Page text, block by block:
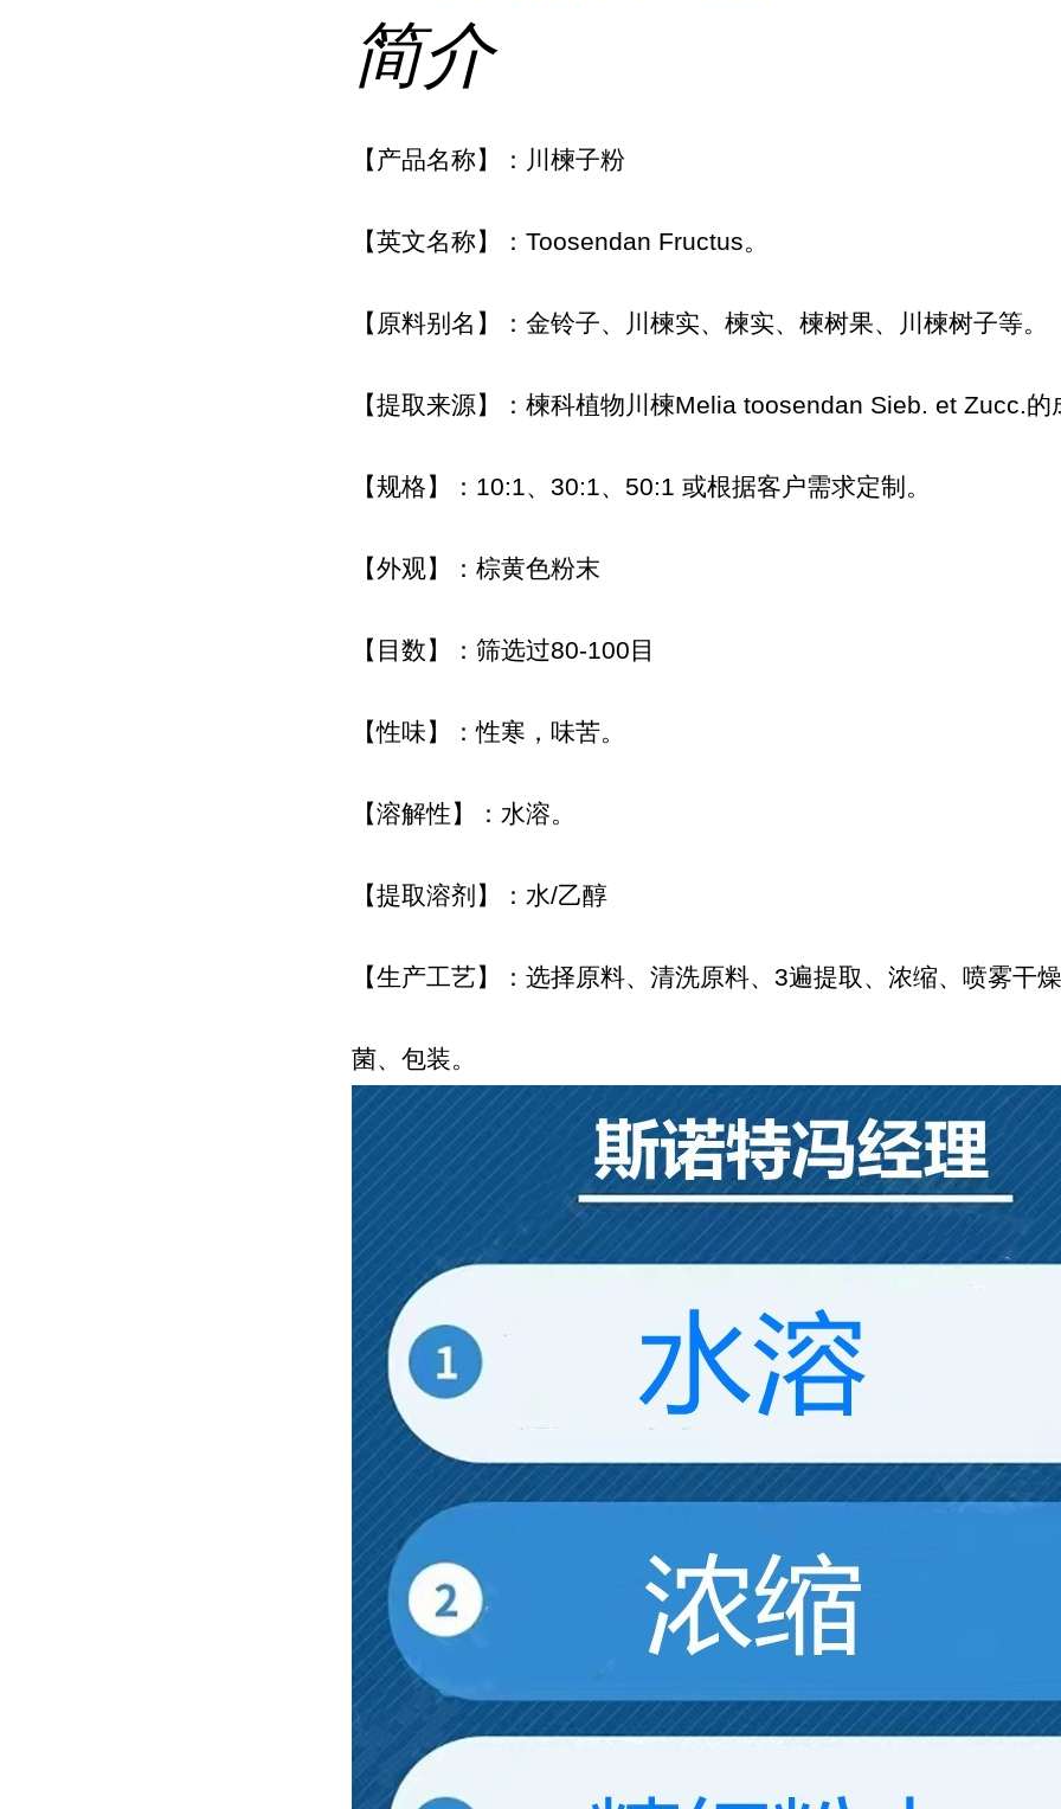
简介
【产品名称】：川楝子粉
【英文名称】：Toosendan Fructus。
【原料别名】：金铃子、川楝实、楝实、楝树果、川楝树子等。
【提取来源】：楝科植物川楝Melia toosendan Sieb. et Zucc.的
【规格】：10:1、30:1、50:1 或根据客户需求定制。
【外观】：棕黄色粉末
【目数】：筛选过80-100目
【性味】：性寒，味苦。
【溶解性】：水溶。
【提取溶剂】：水/乙醇
【生产工艺】：选择原料、清洗原料、3遍提取、浓缩、喷雾干
菌、包装。